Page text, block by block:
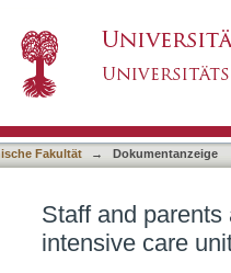
Fakultät → Dokumentanzeige
Staff and
intensive care